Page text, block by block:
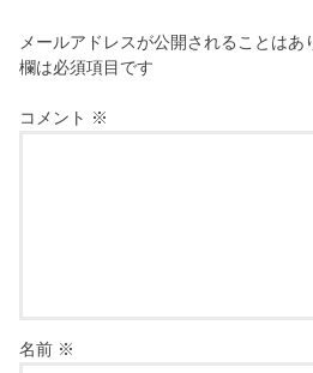
メールアドレスが公開されることはあ
欄は必須項目です
コメント ※
名前 ※